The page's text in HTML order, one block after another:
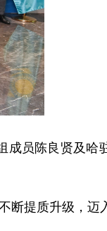
成员陈良贤及哈
断提质升级，迈